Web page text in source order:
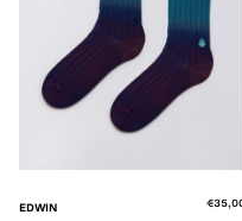
EDWIN